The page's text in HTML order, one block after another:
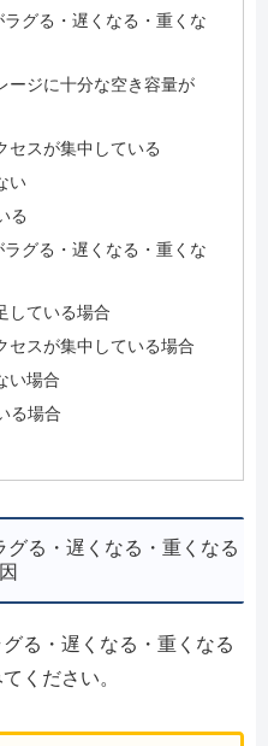
グる・遅くなる・重くな
ージに十分な空き容量が
セスが集中している
い
る
グる・遅くなる・重くな
している場合
セスが集中している場合
い場合
る場合
る・遅くなる・重くなる
る・遅くなる・重くなる
ください。